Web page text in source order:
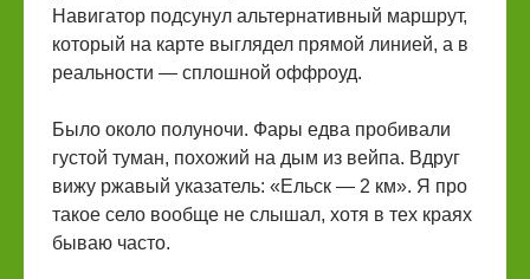
Навигатор подсунул альтернативный маршрут,
который на карте выглядел прямой линией, а в
реальности — сплошной оффроуд.
Было около полуночи. Фары едва пробивали
густой туман, похожий на дым из вейпа. Вдруг
вижу ржавый указатель: «Ельск — 2 км». Я про
такое село вообще не слышал, хотя в тех краях
бываю часто.